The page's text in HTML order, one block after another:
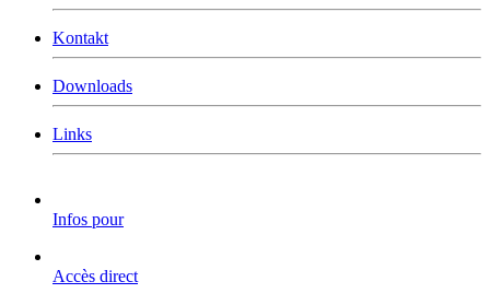
Kontakt
Downloads
Links
Infos pour
Accès direct